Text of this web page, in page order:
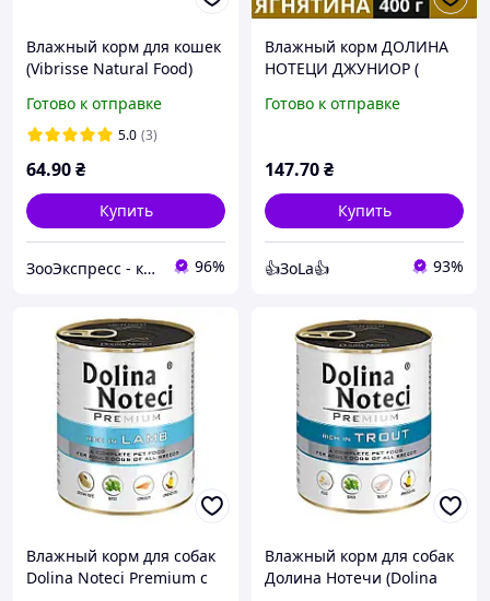
Влажный корм для кошек
(Vibrisse Natural Food)
Готово к отправке
5.0 (3)
64.90₴
Купить
ЗооЭкспресс - корм и лакомства 96%
Влажный корм ДОЛИНА
НОТЕЦИ ДЖУНИОР (
Junior Lamb ) Для Щенков
Готово к отправке
147.70₴
Купить
👍ЗоLa👍 93%
Влажный корм для собак
Dolina Noteci Premium с
Влажный корм для собак
Долина Нотечи (Dolina